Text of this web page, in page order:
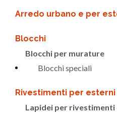
Arredo urbano e per
Blocchi
Blocchi per murature
Blocchi speciali
Rivestimenti per esterni
Lapidei per rivestimenti